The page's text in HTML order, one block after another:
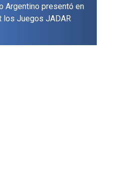
Argentino presentó en
los Juegos JADAR